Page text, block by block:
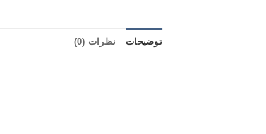
توضیحات نظرات (0)